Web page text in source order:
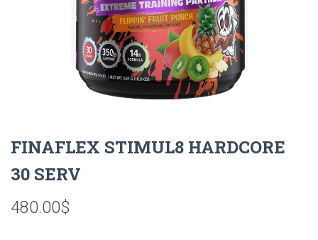
FINAFLEX STIMUL8 HARDCORE
30 SERV
480.00$